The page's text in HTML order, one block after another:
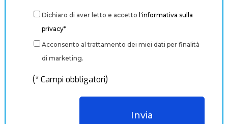
Dichiaro di aver letto e accetto l'informativa sulla
privacy*
Acconsento al trattamento dei miei dati per finalità
di marketing.
(* Campi obbligatori)